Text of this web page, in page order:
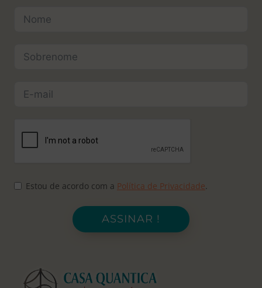
Estou de acordo com a Política de Privacidade.
ASSINAR !